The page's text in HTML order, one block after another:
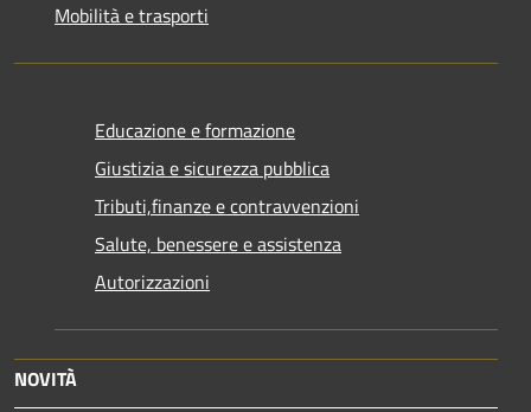
Mobilità e trasporti
Educazione e formazione
Giustizia e sicurezza pubblica
Tributi,finanze e contravvenzioni
Salute, benessere e assistenza
Autorizzazioni
NOVITÀ